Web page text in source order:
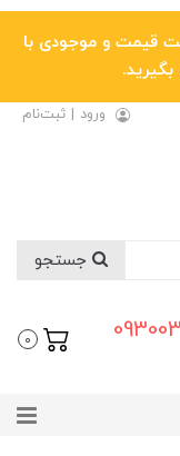
قیمت و موجودی با
ورود | ثبت‌نام
09111961461 -
0